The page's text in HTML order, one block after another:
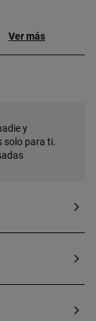
Ver más
y
solo para ti.